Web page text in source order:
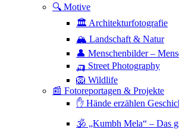
🔍 Motive
🏛 Architekturfotografie
🏔 Landschaft & Natur
👤 Menschenbilder –
🛺 Street Photography
🦁 Wildlife
📰 Fotoreportagen & Projekte
✋ Hände erzählen
🕉 „Kumbh Mela“ – Das